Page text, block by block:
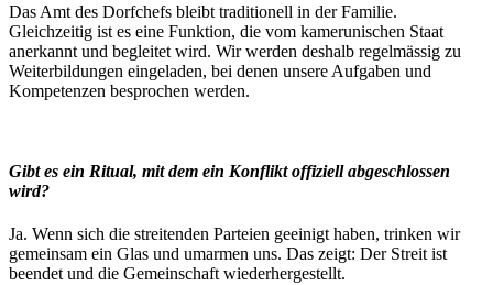
Das Amt des Dorfchefs bleibt traditionell in der Familie.
Gleichzeitig ist es eine Funktion, die vom kamerunischen Staat
anerkannt und begleitet wird. Wir werden deshalb regelmässig zu
Weiterbildungen eingeladen, bei denen unsere Aufgaben und
Kompetenzen besprochen werden.
Gibt es ein Ritual, mit dem ein Konflikt offiziell abgeschlossen
wird?
Ja. Wenn sich die streitenden Parteien geeinigt haben, trinken wir
gemeinsam ein Glas und umarmen uns. Das zeigt: Der Streit ist
beendet und die Gemeinschaft wiederhergestellt.